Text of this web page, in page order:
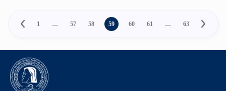
1 … 57 58 59 60 61 … 63